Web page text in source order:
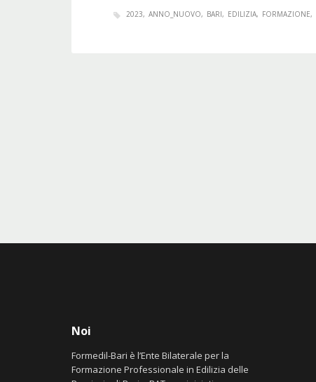
2023 ANNO_NUOVO BARI EDILIZIA FORMAZIONE
Noi
Formedil-Bari è l’Ente Bilaterale per la
Formazione Professionale in Edilizia delle